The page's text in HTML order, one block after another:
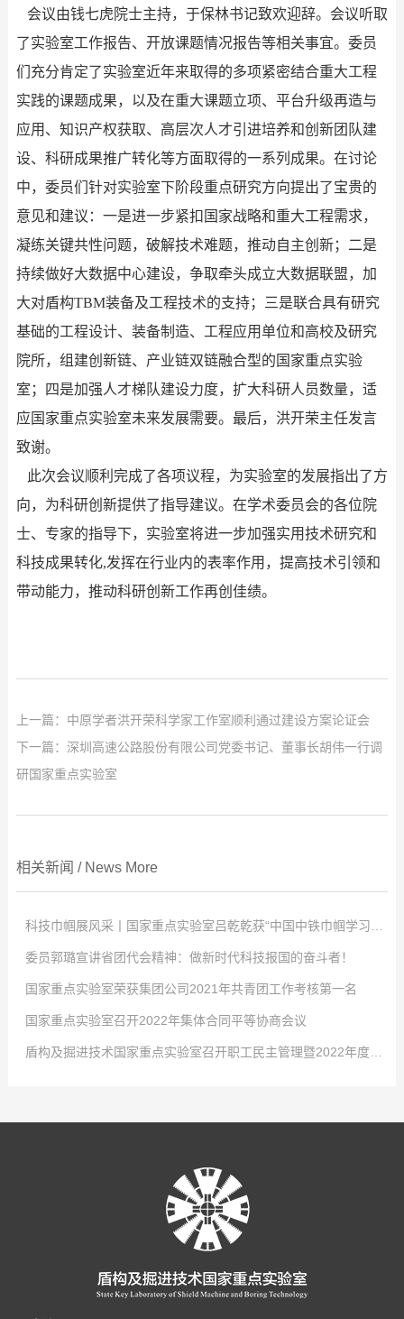
会议由钱七虎院士主持，于保林书记致欢迎辞。会议听取
了实验室工作报告、开放课题情况报告等相关事宜。委员
们充分肯定了实验室近年来取得的多项紧密结合重大工程
实践的课题成果，以及在重大课题立项、平台升级再造与
应用、知识产权获取、高层次人才引进培养和创新团队建
设、科研成果推广转化等方面取得的一系列成果。在讨论
中，委员们针对实验室下阶段重点研究方向提出了宝贵的
意见和建议：一是进一步紧扣国家战略和重大工程需求，
凝练关键共性问题，破解技术难题，推动自主创新；二是
持续做好大数据中心建设，争取牵头成立大数据联盟，加
大对盾构TBM装备及工程技术的支持；三是联合具有研究
基础的工程设计、装备制造、工程应用单位和高校及研究
院所，组建创新链、产业链双链融合型的国家重点实验
室；四是加强人才梯队建设力度，扩大科研人员数量，适
应国家重点实验室未来发展需要。最后，洪开荣主任发言
致谢。
此次会议顺利完成了各项议程，为实验室的发展指出了方
向，为科研创新提供了指导建议。在学术委员会的各位院
士、专家的指导下，实验室将进一步加强实用技术研究和
科技成果转化,发挥在行业内的表率作用，提高技术引领和
带动能力，推动科研创新工作再创佳绩。
上一篇： 中原学者洪开荣科学家工作室顺利通过建设方案论证会
下一篇： 深圳高速公路股份有限公司党委书记、董事长胡伟一行调
研国家重点实验室
相关新闻 / News More
科技巾帼展风采丨国家重点实验室吕乾乾获“中国中铁巾帼学习标兵”称号
点击次数: 0
2022 -04 -02
4月2日，中国中铁股份有限公司对优秀女职工进行表彰，以充分发挥学习典
型示范引领作用，激发全体女职工的自我学习意识，国家重点实验室工程师吕
道局优秀共青团干部、中国中铁青年岗位能手等荣誉称号。主持和参与了中国
中铁股份有限公司重大课题在内的十余项科研工作，围绕课题开展了大量的理
论分析、数值模拟及室内试验工作。研制了可以模拟低真空复杂工况的系统平
台，研发了适用于低真空隧道的新型管片结构和密封材料，为第五代交通的建
委员郭璐宣讲省团代会精神：做新时代科技报国的奋斗者！
点击次数: 0
2022 -01 -29
-大会现场- 共青团河南省第十五次代表大会2021年12月26日至27日，共青
家重点实验室青年郭璐以团代表的身份参加了此次会议并成功当选河南省第十
五届团委委员。-郭璐在会场- 2021年12月31日上午，盾构及掘进技术国家
重点实验室团工委组织召开了宣贯共青团河南省第十五次代表大会精神暨“学党
史”专题组织生活会。新当选共青团河南省十五届委员会委员郭璐结合团代会的
国家重点实验室荣获集团公司2021年共青团工作考核第一名
点击次数: 0
2022 -01 -29
名后，实验室团青工作再获此殊荣。2021年，在集团公司团委和实验室党政的
正确领导和大力支持下，实验室团工委深入贯彻党的十九大精神、党的十九届
六中全会精神、团的十八大精神，不忘初心、牢记使命，发挥青年智慧与活
力，展现青年责任与担当，为实验室在新形势下的创新发展贡献青春和力量，
国家重点实验室召开2022年集体合同平等协商会议
点击次数: 0
委书记、工会工委主任李治国，执行主任曾垂刚，各部室职工代表和劳务学生
代表参加了会议。 为切实维护职工的合法权益，发展和谐稳定的劳动关系，
根据相关法律、法规，结合实验室实际，实验室工会工委、行政代表和职工代
表在《2021年集体合同》《女职工权益保护专项集体合同》的基础上，共同起
盾构及掘进技术国家重点实验室召开职工民主管理暨2022年度工作会议
议在郑州隆重召开，实验室领导班子及全体员工参会。大会传达了中铁隧道局
五届二次职代会暨2022年度工作会议精神，全面总结了盾构及掘进技术国家重
点实验室2021年度工作，深刻分析了当前面临的新形势，安排部署了2022年
重要任务。国家重点实验室职工民主管理暨2022年度工作会议 党工委书记、